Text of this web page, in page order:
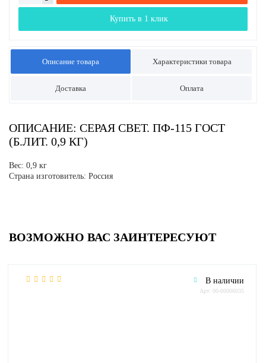
Купить в 1 клик
Описание товара Характеристики товара
Доставка Оплата
ОПИСАНИЕ: СЕРАЯ СВЕТ. ПФ-115 ГОСТ
(Б.ЛИТ. 0,9 КГ)
Вес: 0,9 кг
Страна изготовитель: Россия
ВОЗМОЖНО ВАС ЗАИНТЕРЕСУЮТ
В наличии
Арт: 00-00006035